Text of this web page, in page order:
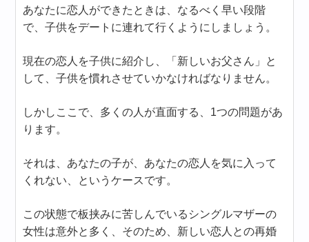
あなたに恋人ができたときは、なるべく早い段階
で、子供をデートに連れて行くようにしましょう。
現在の恋人を子供に紹介し、「新しいお父さん」と
して、子供を慣れさせていかなければなりません。
しかしここで、多くの人が直面する、1つの問題があ
ります。
それは、あなたの子が、あなたの恋人を気に入って
くれない、というケースです。
この状態で板挟みに苦しんでいるシングルマザーの
女性は意外と多く、そのため、新しい恋人との再婚